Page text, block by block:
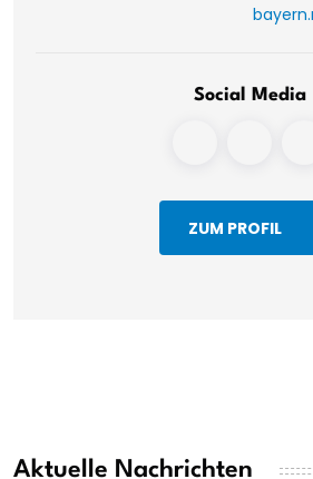
Social Media
ZUM PROFIL
Aktuelle Nachrichten